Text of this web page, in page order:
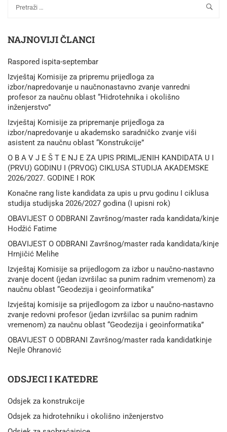
NAJNOVIJI ČLANCI
Raspored ispita-septembar
Izvještaj Komisije za pripremu prijedloga za
izbor/napredovanje u naučnonastavno zvanje vanredni
profesor za naučnu oblast “Hidrotehnika i okolišno
inženjerstvo”
Izvještaj Komisije za pripremanje prijedloga za
izbor/napredovanje u akademsko saradničko zvanje viši
asistent za naučnu oblast “Konstrukcije”
O B A V J E Š T E NJ E ZA UPIS PRIMLJENIH KANDIDATA U I
(PRVU) GODINU I (PRVOG) CIKLUSA STUDIJA AKADEMSKE
2026/2027. GODINE I ROK
Konačne rang liste kandidata za upis u prvu godinu I ciklusa
studija studijska 2026/2027 godina (I upisni rok)
OBAVIJEST O ODBRANI Završnog/master rada kandidata/kinje
Hodžić Fatime
OBAVIJEST O ODBRANI Završnog/master rada kandidata/kinje
Hrnjičić Melihe
Izvještaj Komisije sa prijedlogom za izbor u naučno-nastavno
zvanje docent (jedan izvršilac sa punim radnim vremenom) za
naučnu oblast “Geodezija i geoinformatika”
Izvještaj komisije sa prijedlogom za izbor u naučno-nastavno
zvanje redovni profesor (jedan izvršilac sa punim radnim
vremenom) za naučnu oblast “Geodezija i geoinformatika”
OBAVIJEST O ODBRANI Završnog/master rada kandidatkinje
Nejle Ohranović
ODSJECI I KATEDRE
Odsjek za konstrukcije
Odsjek za hidrotehniku i okolišno inženjerstvo